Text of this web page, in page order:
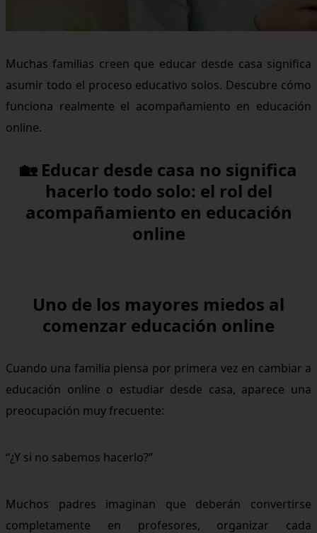
Muchas familias creen que educar desde casa significa
asumir todo el proceso educativo solos. Descubre cómo
funciona realmente el acompañamiento en educación
online.
🏡 Educar desde casa no significa
hacerlo todo solo: el rol del
acompañamiento en educación
online
Uno de los mayores miedos al
comenzar educación online
Cuando una familia piensa por primera vez en cambiar a
educación online o estudiar desde casa, aparece una
preocupación muy frecuente:
“¿Y si no sabemos hacerlo?”
Muchos padres imaginan que deberán convertirse
completamente en profesores, organizar cada